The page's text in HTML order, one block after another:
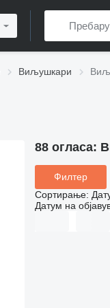
Виљушкари
88 огласа:
Филтер
Сортирање:
Датум на